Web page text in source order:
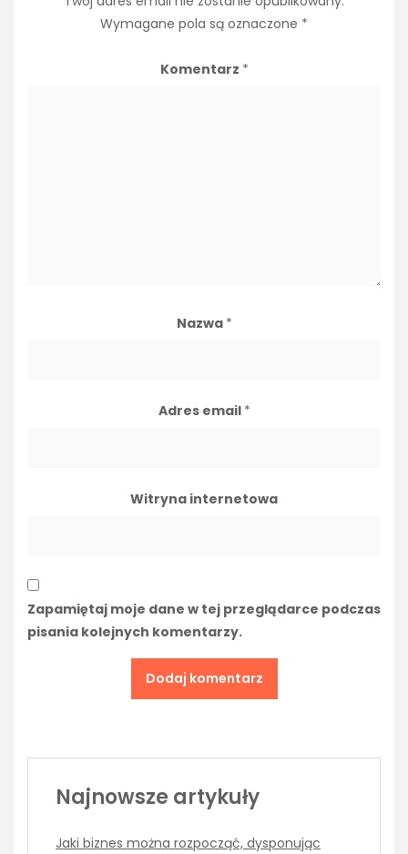
Wymagane pola są oznaczone *
Komentarz *
Nazwa *
Adres email *
Witryna internetowa
Zapamiętaj moje dane w tej przeglądarce podczas
pisania kolejnych komentarzy.
Najnowsze artykuły
Jaki biznes można rozpocząć, dysponując